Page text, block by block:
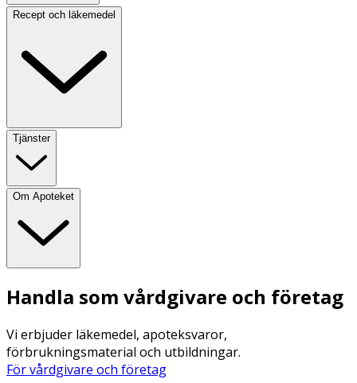
Recept och läkemedel
Tjänster
Om Apoteket
Handla som vårdgivare och företag
Vi erbjuder läkemedel, apoteksvaror,
förbrukningsmaterial och utbildningar.
För vårdgivare och företag